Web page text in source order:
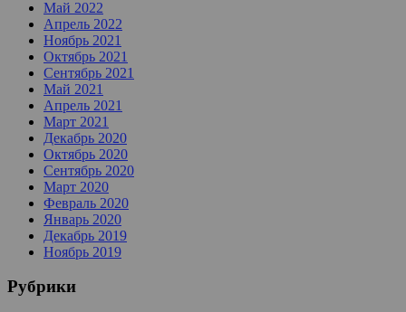
Май 2022
Апрель 2022
Ноябрь 2021
Октябрь 2021
Сентябрь 2021
Май 2021
Апрель 2021
Март 2021
Декабрь 2020
Октябрь 2020
Сентябрь 2020
Март 2020
Февраль 2020
Январь 2020
Декабрь 2019
Ноябрь 2019
Рубрики